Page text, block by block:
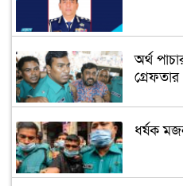
অর্থ
গ্রেফতার
ধর্ষক